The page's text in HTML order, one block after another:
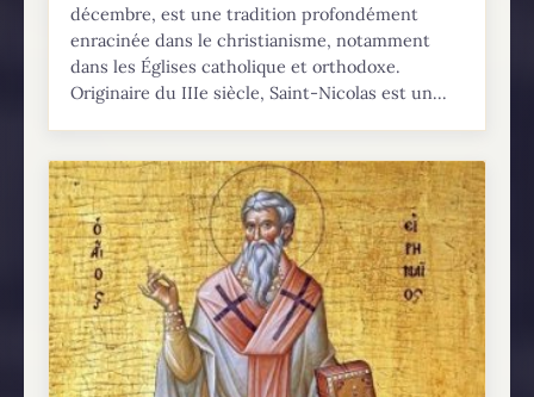
décembre, est une tradition profondément
enracinée dans le christianisme, notamment
dans les Églises catholique et orthodoxe.
Originaire du IIIe siècle, Saint-Nicolas est un...